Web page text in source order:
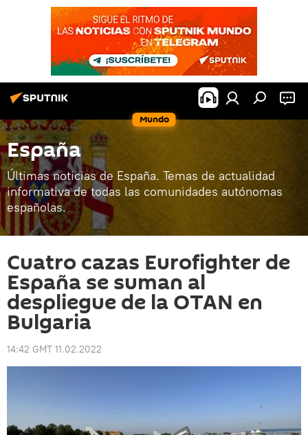
Mundo
España
Últimas noticias de España. Temas de actualidad
informativa de todas las comunidades autónomas
españolas.
Cuatro cazas Eurofighter de
España se suman al
despliegue de la OTAN en
Bulgaria
14:42 GMT 11.02.2022